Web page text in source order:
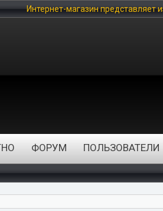
представляет из себя площадку, на
ФОРУМ ПОЛЬЗОВАТЕЛИ